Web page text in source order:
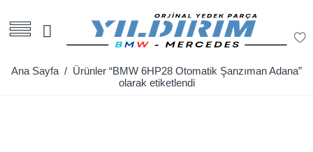
Ana Sayfa / Ürünler “BMW 6HP28 Otomatik Şanzıman Adana”
olarak etiketlendi